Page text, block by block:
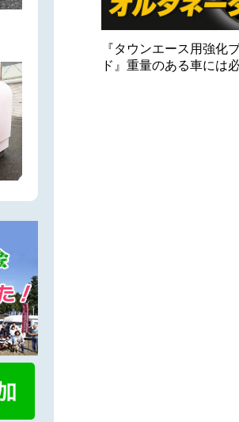
『タウンエース用強化
ド』重量のある車には